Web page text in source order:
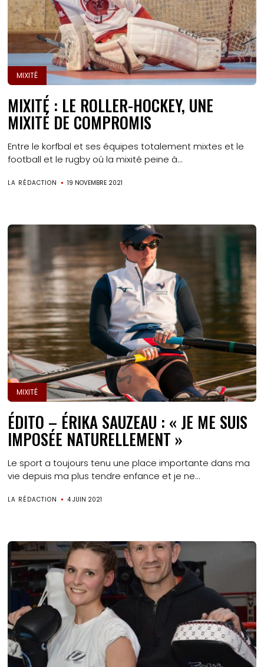
MIXITÉ
MIXITÉ : LE ROLLER-HOCKEY, UNE
MIXITÉ DE COMPROMIS
Entre le korfbal et ses équipes totalement mixtes et le
football et le rugby où la mixité peine à...
LA RÉDACTION 19 NOVEMBRE 2021
MIXITÉ
ÉDITO – ÉRIKA SAUZEAU : « JE ME SUIS
IMPOSÉE NATURELLEMENT »
Le sport a toujours tenu une place importante dans ma
vie depuis ma plus tendre enfance et je ne...
LA RÉDACTION 4 JUIN 2021